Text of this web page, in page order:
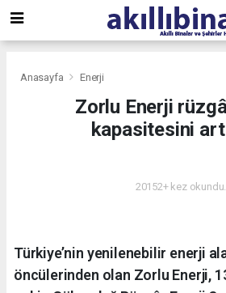
Anasayfa Enerji
Zorlu Enerji
kapasitesini
20152+ kez okundu.
Türkiye’nin yenilenebilir enerji
öncülerinden olan Zorlu Enerji,